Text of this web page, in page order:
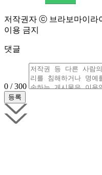
저작권자 ⓒ 브라보마이라
이용 금지
댓글
0 / 300